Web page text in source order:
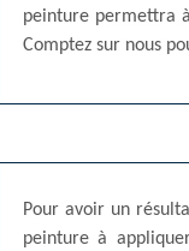
peinture permettra
Comptez sur nous
Pour avoir un
peinture à